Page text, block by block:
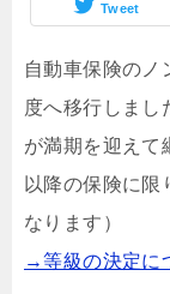
Tweet
自動車保険のノ
度へ移行しまし
が満期を迎えて
以降の保険に
なります）
→等級の決定に